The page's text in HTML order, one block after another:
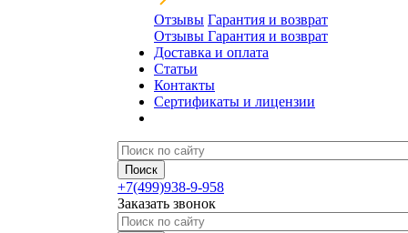
Отзывы Гарантия и возврат
Отзывы Гарантия и возврат
Доставка и оплата
Статьи
Контакты
Сертификаты и лицензии
+7(499)938-9-958
Заказать звонок